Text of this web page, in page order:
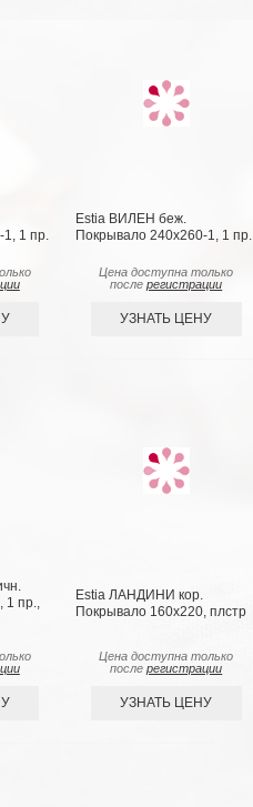
1, 1 пр.
Estia ВИЛЕН беж.
Покрывало 240х260-1, 1 пр.
Цена доступна только
послерегистрации
УЗНАТЬ ЦЕНУ
1 пр.,
Estia ЛАНДИНИ кор.
Покрывало 160х220, плстр
Цена доступна только
послерегистрации
УЗНАТЬ ЦЕНУ